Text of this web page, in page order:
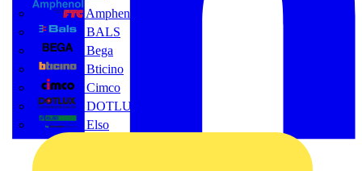
Amphenol FTG
BALS
Bega
Bticino
Cimco
DOTLUX GmbH
Elso